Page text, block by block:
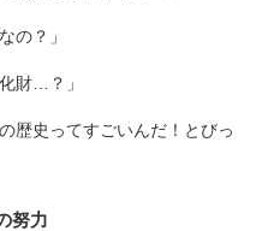
の？」
財…？」
歴史ってすごいんだ！とびっ
努力